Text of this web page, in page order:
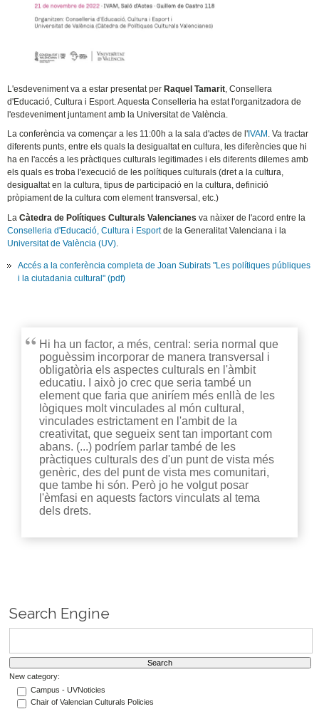
L'esdeveniment va a estar presentat perRaquel Tamarit , Consellera
d'Educació, Cultura i Esport. Aquesta Conselleria ha estat l'organitzadora de
l'esdeveniment juntament amb la Universitat de València.
La conferència va començar a les 11:00h a la sala d'actes de l' IVAM . Va tractar
diferents punts, entre els quals la desigualtat en cultura, les diferències que hi
ha en l'accés a les pràctiques culturals legitimades i els diferents dilemes amb
els quals es troba l'execució de les polítiques culturals (dret a la cultura,
desigualtat en la cultura, tipus de participació en la cultura, definició
pròpiament de la cultura com element transversal, etc.)
LaCàtedra de Polítiques Culturals Valencianes va nàixer de l'acord entre la
Conselleria d'Educació, Cultura i Esportde la Generalitat Valenciana i la
Universitat de València (UV).
Accés a la conferència completa de Joan Subirats "Les polítiques públiques
i la ciutadania cultural" (pdf)
Hi ha un factor, a més, central: seria normal que
poguèssim incorporar de manera transversal i
obligatòria els aspectes culturals en l'àmbit
educatiu. I això jo crec que seria també un
element que faria que aniríem més enllà de les
lògiques molt vinculades al món cultural,
vinculades estrictament en l'ambit de la
creativitat, que segueix sent tan important com
abans. (...) podríem parlar també de les
pràctiques culturals des d'un punt de vista més
genèric, des del punt de vista mes comunitari,
que tambe hi són. Però jo he volgut posar
l'èmfasi en aquests factors vinculats al tema
dels drets.
Search Engine
New category:
Campus - UVNoticies
Chair of Valencian Culturals Policies